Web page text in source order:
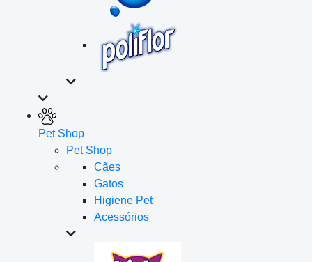
Pet Shop
Pet Shop
Cães
Gatos
Higiene Pet
Acessórios